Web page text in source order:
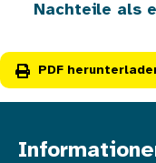
Nachteile als
PDF